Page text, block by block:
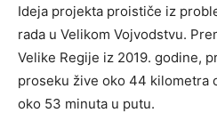
Ideja projekta proističe iz
rada u Velikom Vojvodstvu.
Velike Regije iz 2019. godine,
proseku žive oko 44 kilometra
oko 53 minuta u putu.